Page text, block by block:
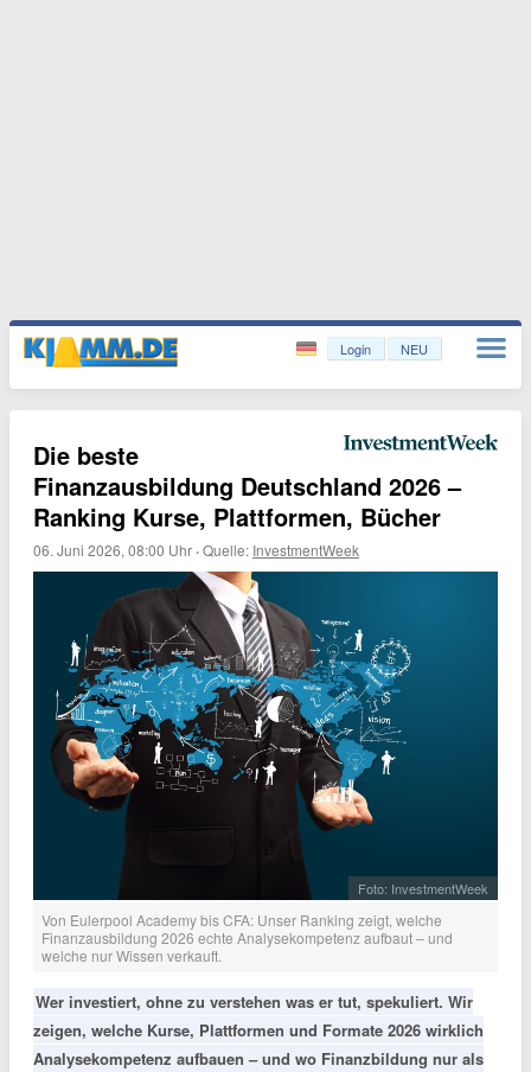
Login NEU
Die beste
Finanzausbildung Deutschland 2026 –
Ranking Kurse, Plattformen, Bücher
06. Juni 2026, 08:00 Uhr ·Quelle: InvestmentWeek
Foto: InvestmentWeek
Von Eulerpool Academy bis CFA: Unser Ranking zeigt, welche
Finanzausbildung 2026 echte Analysekompetenz aufbaut – und
welche nur Wissen verkauft.
Wer investiert, ohne zu verstehen was er tut, spekuliert. Wir
zeigen, welche Kurse, Plattformen und Formate 2026 wirklich
Analysekompetenz aufbauen – und wo Finanzbildung nur als